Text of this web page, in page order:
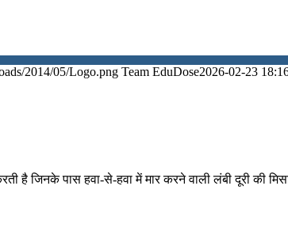
2014/05/Logo.png Team EduDose2026-02-23
जिनके पास हवा-से-हवा में मार करने वाली लंबी दूरी की